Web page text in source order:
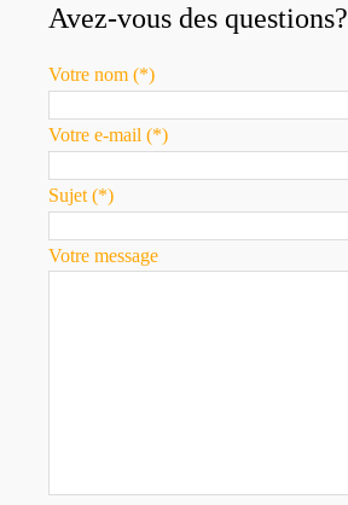
Avez-vous des questions?
Votre nom (*)
Votre e-mail (*)
Sujet (*)
Votre message